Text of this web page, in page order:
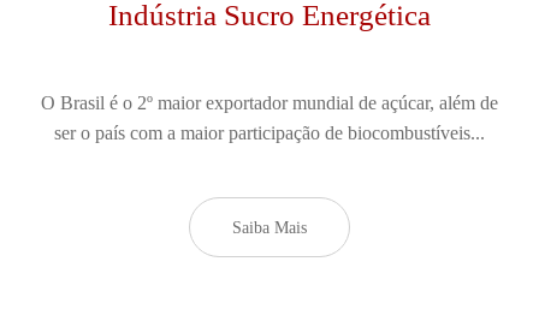
Indústria Sucro Energética
O Brasil é o 2º maior exportador mundial de açúcar, além de
ser o país com a maior participação de biocombustíveis...
Saiba Mais